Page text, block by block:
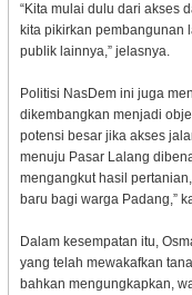
“Kita mulai dulu dari akses
kita pikirkan pembangunan
publik lainnya,” jelasnya.
Politisi NasDem ini juga
dikembangkan menjadi
potensi besar jika akses
menuju Pasar Lalang
mengangkut hasil
baru bagi warga Padang,”
Dalam kesempatan itu,
yang telah mewakafkan
bahkan mengungkapkan,